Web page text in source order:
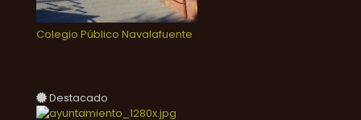
Colegio Público Navalafuente
Destacado